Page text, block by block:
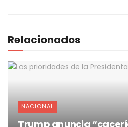
Relacionados
NACIONAL
Trump anuncia